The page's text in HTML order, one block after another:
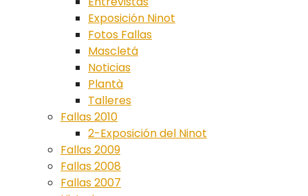
Exposición Ninot
Fotos Fallas
Mascletá
Noticias
Plantà
Talleres
Fallas 2010
2-Exposición del Ninot
Fallas 2009
Fallas 2008
Fallas 2007